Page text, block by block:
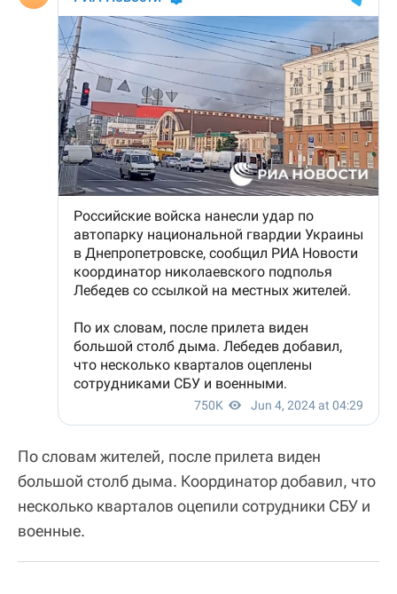
По словам жителей, после прилета виден
большой столб дыма. Координатор добавил, что
несколько кварталов оцепили сотрудники СБУ и
военные.